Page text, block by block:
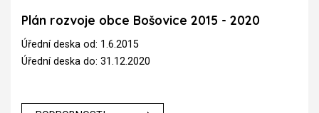
Plán rozvoje obce Bošovice 2015 - 2020
Úřední deska od: 1.6.2015
Úřední deska do: 31.12.2020